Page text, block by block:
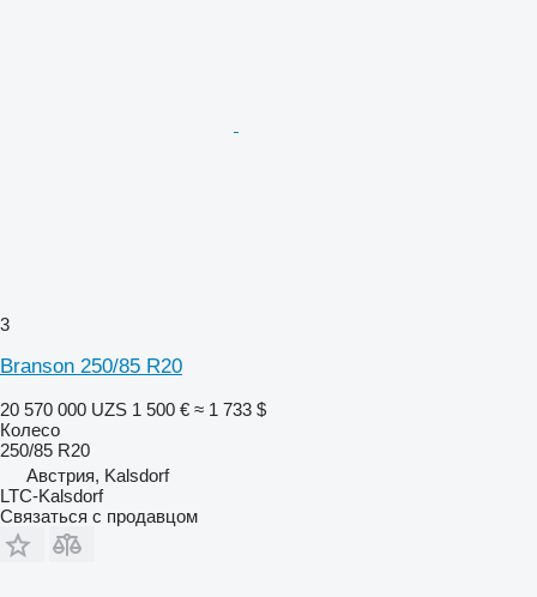
3
Branson 250/85 R20
20 570 000 UZS 1 500 € ≈ 1 733 $
Колесо
250/85 R20
Австрия, Kalsdorf
LTC-Kalsdorf
Связаться с продавцом